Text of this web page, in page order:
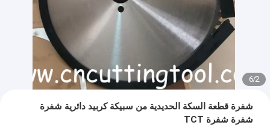
2
/
6
شفرة قطعة السكة الحديدية من سبيكة كربيد دائرية شفرة
شفرة شفرة TCT